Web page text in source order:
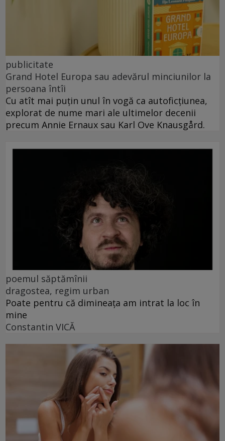
publicitate
Grand Hotel Europa sau adevărul minciunilor la
persoana întîi
Cu atît mai puțin unul în vogă ca autoficțiunea,
explorat de nume mari ale ultimelor decenii
precum Annie Ernaux sau Karl Ove Knausgård.
poemul săptămînii
dragostea, regim urban
Poate pentru că dimineața am intrat la loc în
mine
Constantin VICĂ